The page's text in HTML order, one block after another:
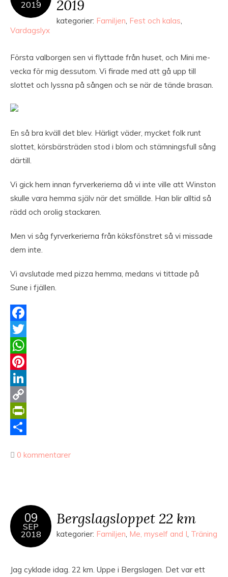
2019 2019
kategorier: Familjen, Fest och kalas,
Vardagslyx
Första valborgen sen vi flyttade från huset, och Mini me-
vecka för mig dessutom. Vi firade med att gå upp till
slottet och lyssna på sången och se när de tände brasan.
En så bra kväll det blev. Härligt väder, mycket folk runt
slottet, körsbärsträden stod i blom och stämningsfull sång
därtill.
Vi gick hem innan fyrverkerierna då vi inte ville att Winston
skulle vara hemma själv när det smällde. Han blir alltid så
rädd och orolig stackaren.
Men vi såg fyrverkerierna från köksfönstret så vi missade
dem inte.
Vi avslutade med pizza hemma, medans vi tittade på
Sune i fjällen.
Facebook
Twitter
WhatsApp
Pinterest
LinkedIn
Copy
Link
PrintFriendly
0 kommentarer
09
SEP
2018
Bergslagsloppet 22 km
kategorier: Familjen, Me, myself and I, Träning
Jag cyklade idag. 22 km. Uppe i Bergslagen. Det var ett